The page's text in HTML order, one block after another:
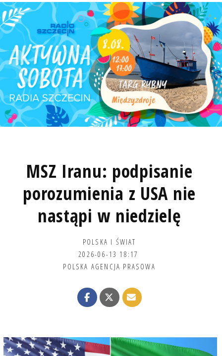
MSZ Iranu: podpisanie
porozumienia z USA nie
nastąpi w niedzielę
POLSKA I ŚWIAT
2026-06-13 18:17
POLSKA AGENCJA PRASOWA